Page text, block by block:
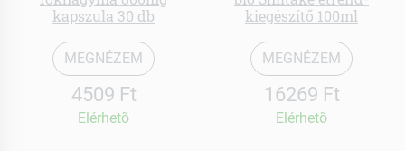
kapszula 30 db
MEGNÉZEM
4509 Ft
Elérhetõ
kiegészítő 100ml
MEGNÉZEM
16269 Ft
Elérhetõ